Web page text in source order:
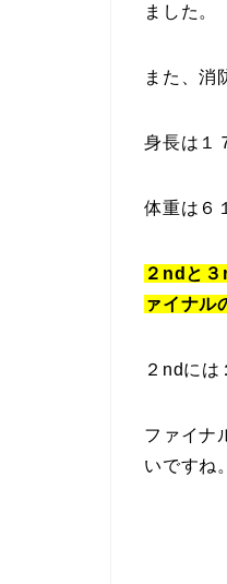
ました。
また、消
身長は１
体重は６
２ndと
ァイナル
２ndには
ファイナ
いですね。